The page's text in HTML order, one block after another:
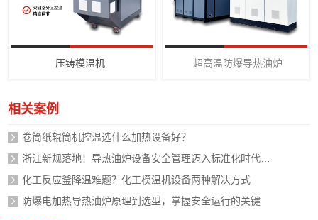
压铸模温机 超高温防爆导热油炉
相关案例
卷筒纸辊筒机控温选什么加热设备好？
化工反应釜降温难题？化工模温机设备两种解决方式
防爆电加热导热油炉原理到选型，掌握安全运行的关键